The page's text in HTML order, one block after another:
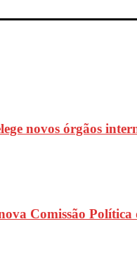
novos órgãos
Comissão Política